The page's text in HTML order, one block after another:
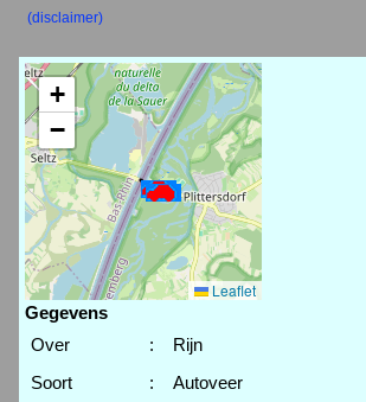
(disclaimer)
+
−
Leaflet
Gegevens
Over
:
Rijn
Soort
:
Autoveer